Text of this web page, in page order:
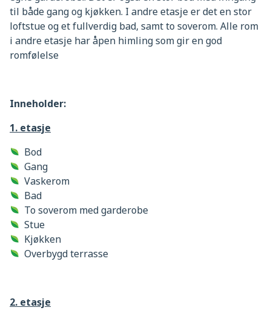
til både gang og kjøkken. I andre etasje er det en stor
loftstue og et fullverdig bad, samt to soverom. Alle rom
i andre etasje har åpen himling som gir en god
romfølelse
Inneholder:
1. etasje
Bod
Gang
Vaskerom
Bad
To soverom med garderobe
Stue
Kjøkken
Overbygd terrasse
2. etasje